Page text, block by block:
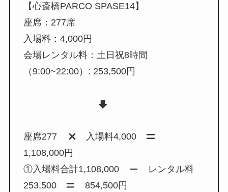
【心斎橋PARCO SPASE14】
座席：277席
入場料：4,000円
会場レンタル料：土日祝8時間
（9:00~22:00）: 253,500円
座席277
入場料4,000
1,108,000円
①入場料合計1,108,000
レンタル料
253,500
854,500円